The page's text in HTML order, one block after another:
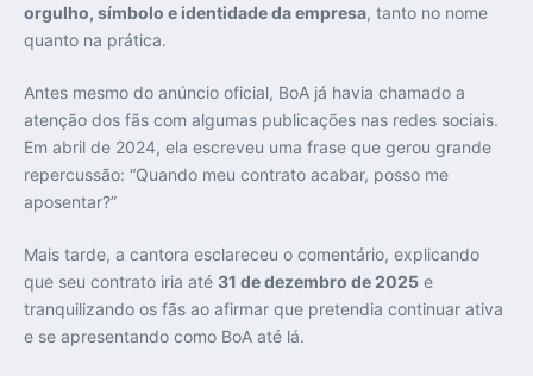
orgulho, símbolo e identidade da empresa, tanto no nome
quanto na prática.
Antes mesmo do anúncio oficial, BoA já havia chamado a
atenção dos fãs com algumas publicações nas redes sociais.
Em abril de 2024, ela escreveu uma frase que gerou grande
repercussão: “Quando meu contrato acabar, posso me
aposentar?”
Mais tarde, a cantora esclareceu o comentário, explicando
que seu contrato iria até 31 de dezembro de 2025 e
tranquilizando os fãs ao afirmar que pretendia continuar ativa
e se apresentando como BoA até lá.